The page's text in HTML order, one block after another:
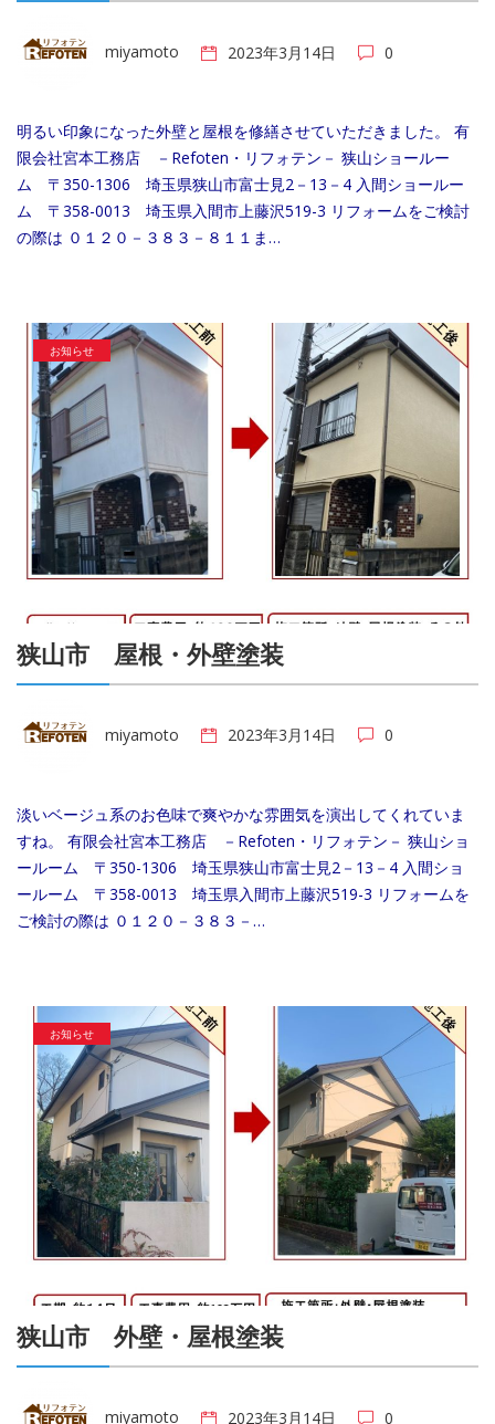
miyamoto 2023年3月14日 0
明るい印象になった外壁と屋根を修繕させていただきました。 有
限会社宮本工務店 －Refoten・リフォテン－ 狭山ショールー
ム 〒350-1306 埼玉県狭山市富士見2－13－4 入間ショールー
ム 〒358-0013 埼玉県入間市上藤沢519-3 リフォームをご検討
の際は ０１２０－３８３－８１１ま…
お知らせ
狭山市 屋根・外壁塗装
miyamoto 2023年3月14日 0
淡いベージュ系のお色味で爽やかな雰囲気を演出してくれていま
すね。 有限会社宮本工務店 －Refoten・リフォテン－ 狭山ショ
ールーム 〒350-1306 埼玉県狭山市富士見2－13－4 入間ショ
ールーム 〒358-0013 埼玉県入間市上藤沢519-3 リフォームを
ご検討の際は ０１２０－３８３－…
お知らせ
狭山市 外壁・屋根塗装
miyamoto 2023年3月14日 0